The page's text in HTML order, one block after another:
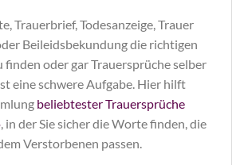
Trauerbrief, Todesanzeige, Trauer
Beileidsbekundung die richtigen
finden oder gar Trauersprüche selber
eine schwere Aufgabe. Hier hilft
beliebtester Trauersprüche
, in der Sie sicher die Worte finden, die
Verstorbenen passen.